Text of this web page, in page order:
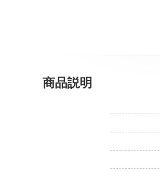
商品説明